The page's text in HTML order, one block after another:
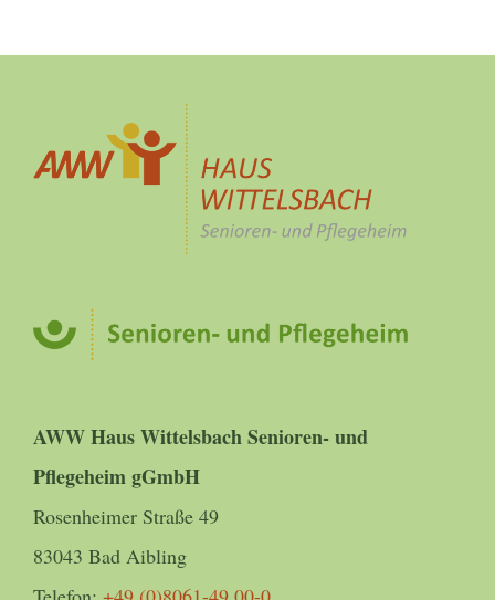
AWW Haus Wittelsbach Senioren- und
Pflegeheim gGmbH
Rosenheimer Straße 49
83043 Bad Aibling